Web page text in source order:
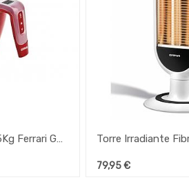
Balança De Cozinha 5Kg Ferrari G20406
79,95€